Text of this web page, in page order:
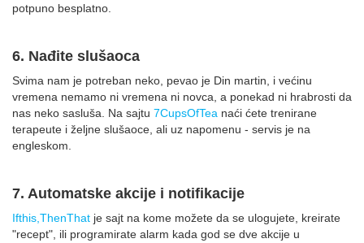
potpuno besplatno.
6. Nađite slušaoca
Svima nam je potreban neko, pevao je Din martin, i većinu
vremena nemamo ni vremena ni novca, a ponekad ni hrabrosti da
nas neko sasluša. Na sajtu 7CupsOfTea naći ćete trenirane
terapeute i željne slušaoce, ali uz napomenu - servis je na
engleskom.
7. Automatske akcije i notifikacije
Ifthis,ThenThat je sajt na kome možete da se ulogujete, kreirate
"recept", ili programirate alarm kada god se dve akcije u